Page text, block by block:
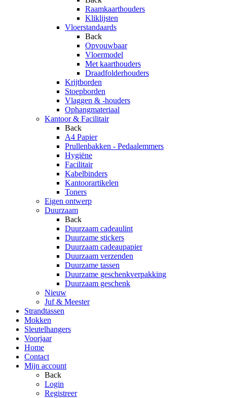
Raamkaarthouders
Kliklijsten
Vloerstandaards
Back
Opvouwbaar
Vloermodel
Met kaarthouders
Draadfolderhouders
Krijtborden
Stoepborden
Vlaggen & -houders
Ophangmateriaal
Kantoor & Facilitair
Back
A4 Papier
Prullenbakken - Pedaalemmers
Hygiëne
Facilitair
Kabelbinders
Kantoorartikelen
Toners
Eigen ontwerp
Duurzaam
Back
Duurzaam cadeaulint
Duurzame stickers
Duurzaam cadeaupapier
Duurzaam verzenden
Duurzame tassen
Duurzame geschenkverpakking
Duurzaam geschenk
Nieuw
Juf & Meester
Strandtassen
Mokken
Sleutelhangers
Voorjaar
Home
Contact
Mijn account
Back
Login
Registreer